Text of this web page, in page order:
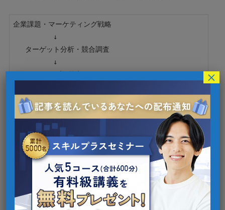
企業課題・マーケティング戦略
     メディア選定・クリエイティブ制作
          ↓
このように、コピーライターは戦略とクリエイテ
ィブをつなぐ存在として、ただ言葉を紡ぐのでは
なく「意図と効果」を兼ね備えたコミュニケーシ
ョン設計を担っています。
×